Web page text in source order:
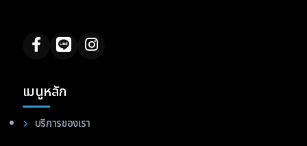
เมนูหลัก
บริการของเรา